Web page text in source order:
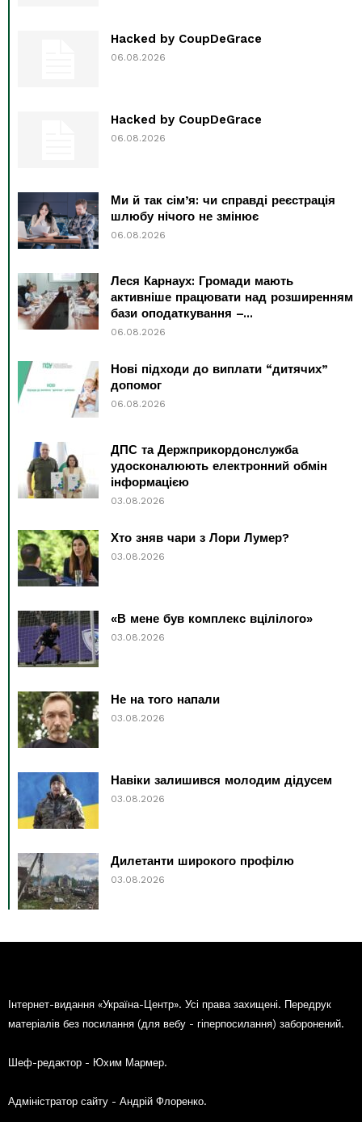
Hacked by CoupDeGrace
06.08.2026
Hacked by CoupDeGrace
06.08.2026
Ми й так сім’я: чи справді реєстрація
шлюбу нічого не змінює
06.08.2026
Леся Карнаух: Громади мають
активніше працювати над розширенням
бази оподаткування –...
06.08.2026
Нові підходи до виплати “дитячих”
допомог
06.08.2026
ДПС та Держприкордонслужба
удосконалюють електронний обмін
інформацією
03.08.2026
Хто зняв чари з Лори Лумер?
03.08.2026
«В мене був комплекс вцілілого»
03.08.2026
Не на того напали
03.08.2026
Навіки залишився молодим дідусем
03.08.2026
Дилетанти широкого профілю
03.08.2026
Інтернет-видання «Україна-Центр». Усі права захищені. Передрук
матеріалів без посилання (для вебу - гіперпосилання) заборонений.
Шеф-редактор - Юхим Мармер.
Адміністратор сайту - Андрій Флоренко.